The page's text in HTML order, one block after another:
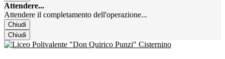
Attendere...
Attendere il completamento dell'operazione...
Chiudi
Chiudi